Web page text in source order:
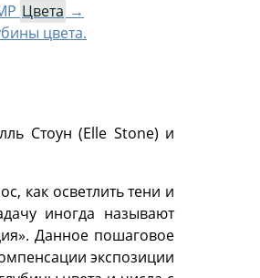
Цвета →
цвета.
Стоун (Elle Stone) и
как осветлить тени и
иногда называют
Данное пошаговое
экспозиции